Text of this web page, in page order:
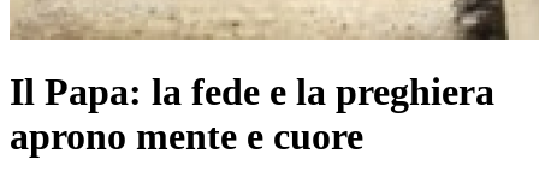
Il Papa: la fede e la preghiera
aprono mente e cuore